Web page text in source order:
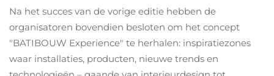
Na het succes van de vorige editie hebben de
organisatoren bovendien besloten om het concept
"BATIBOUW Experience" te herhalen: inspiratiezones
waar installaties, producten, nieuwe trends en